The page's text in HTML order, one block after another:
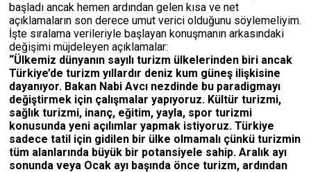
başladı ancak hemen ardından gelen kısa ve net
açıklamaların son derece umut verici olduğunu söylemeliyim.
İşte sıralama verileriyle başlayan konuşmanın arkasındaki
değişimi müjdeleyen açıklamalar:
“Ülkemiz dünyanın sayılı turizm ülkelerinden biri ancak
Türkiye’de turizm yıllardır deniz kum güneş ilişkisine
dayanıyor. Bakan Nabi Avcı nezdinde bu paradigmayı
değiştirmek için çalışmalar yapıyoruz. Kültür turizmi,
sağlık turizmi, inanç, eğitim, yayla, spor turizmi
konusunda yeni açılımlar yapmak istiyoruz. Türkiye
sadece tatil için gidilen bir ülke olmamalı çünkü turizmin
tüm alanlarında büyük bir potansiyele sahip. Aralık ayı
sonunda veya Ocak ayı başında önce turizm, ardından